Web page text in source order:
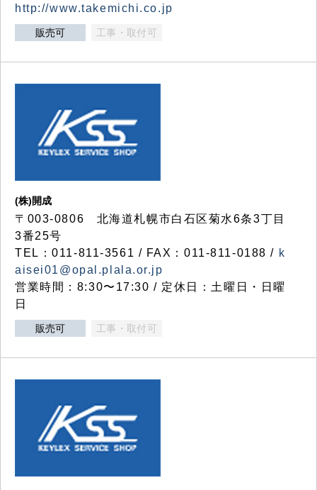
http://www.takemichi.co.jp
販売可 工事・取付可
(株)開成
〒003-0806 北海道札幌市白石区菊水6条3丁目
3番25号
TEL：011-811-3561 / FAX：011-811-0188 / k
aisei01@opal.plala.or.jp
営業時間：8:30〜17:30 / 定休日：土曜日・日曜
日
販売可 工事・取付可